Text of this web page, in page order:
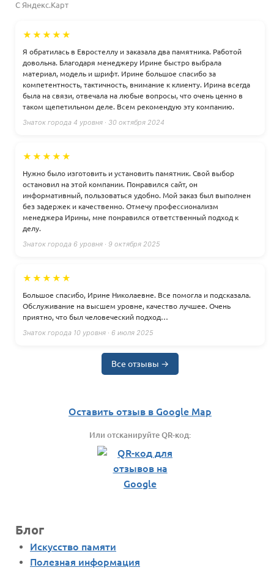
С Яндекс.Карт
★★★★★
Я обратилась в Евростеллу и заказала два памятника. Работой
довольна. Благодаря менеджеру Ирине быстро выбрала
материал, модель и шрифт. Ирине большое спасибо за
компетентность, тактичность, внимание к клиенту. Ирина всегда
была на связи, отвечала на любые вопросы, что очень ценно в
таком щепетильном деле. Всем рекомендую эту компанию.
Знаток города 4 уровня · 30 октября 2024
★★★★★
Нужно было изготовить и установить памятник. Свой выбор
остановил на этой компании. Понравился сайт, он
информативный, пользоваться удобно. Мой заказ был выполнен
без задержек и качественно. Отмечу профессионализм
менеджера Ирины, мне понравился ответственный подход к
делу.
Знаток города 6 уровня · 9 октября 2025
★★★★★
Большое спасибо, Ирине Николаевне. Все помогла и подсказала.
Обслуживание на высшем уровне, качество лучшее. Очень
приятно, что был человеческий подход…
Знаток города 10 уровня · 6 июля 2025
Все отзывы →
Оставить отзыв в Google Map
Или отсканируйте QR-код:
Блог
Искусство памяти
Полезная информация